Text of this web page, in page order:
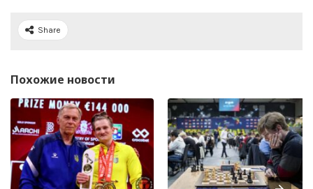
Share
Похожие новости